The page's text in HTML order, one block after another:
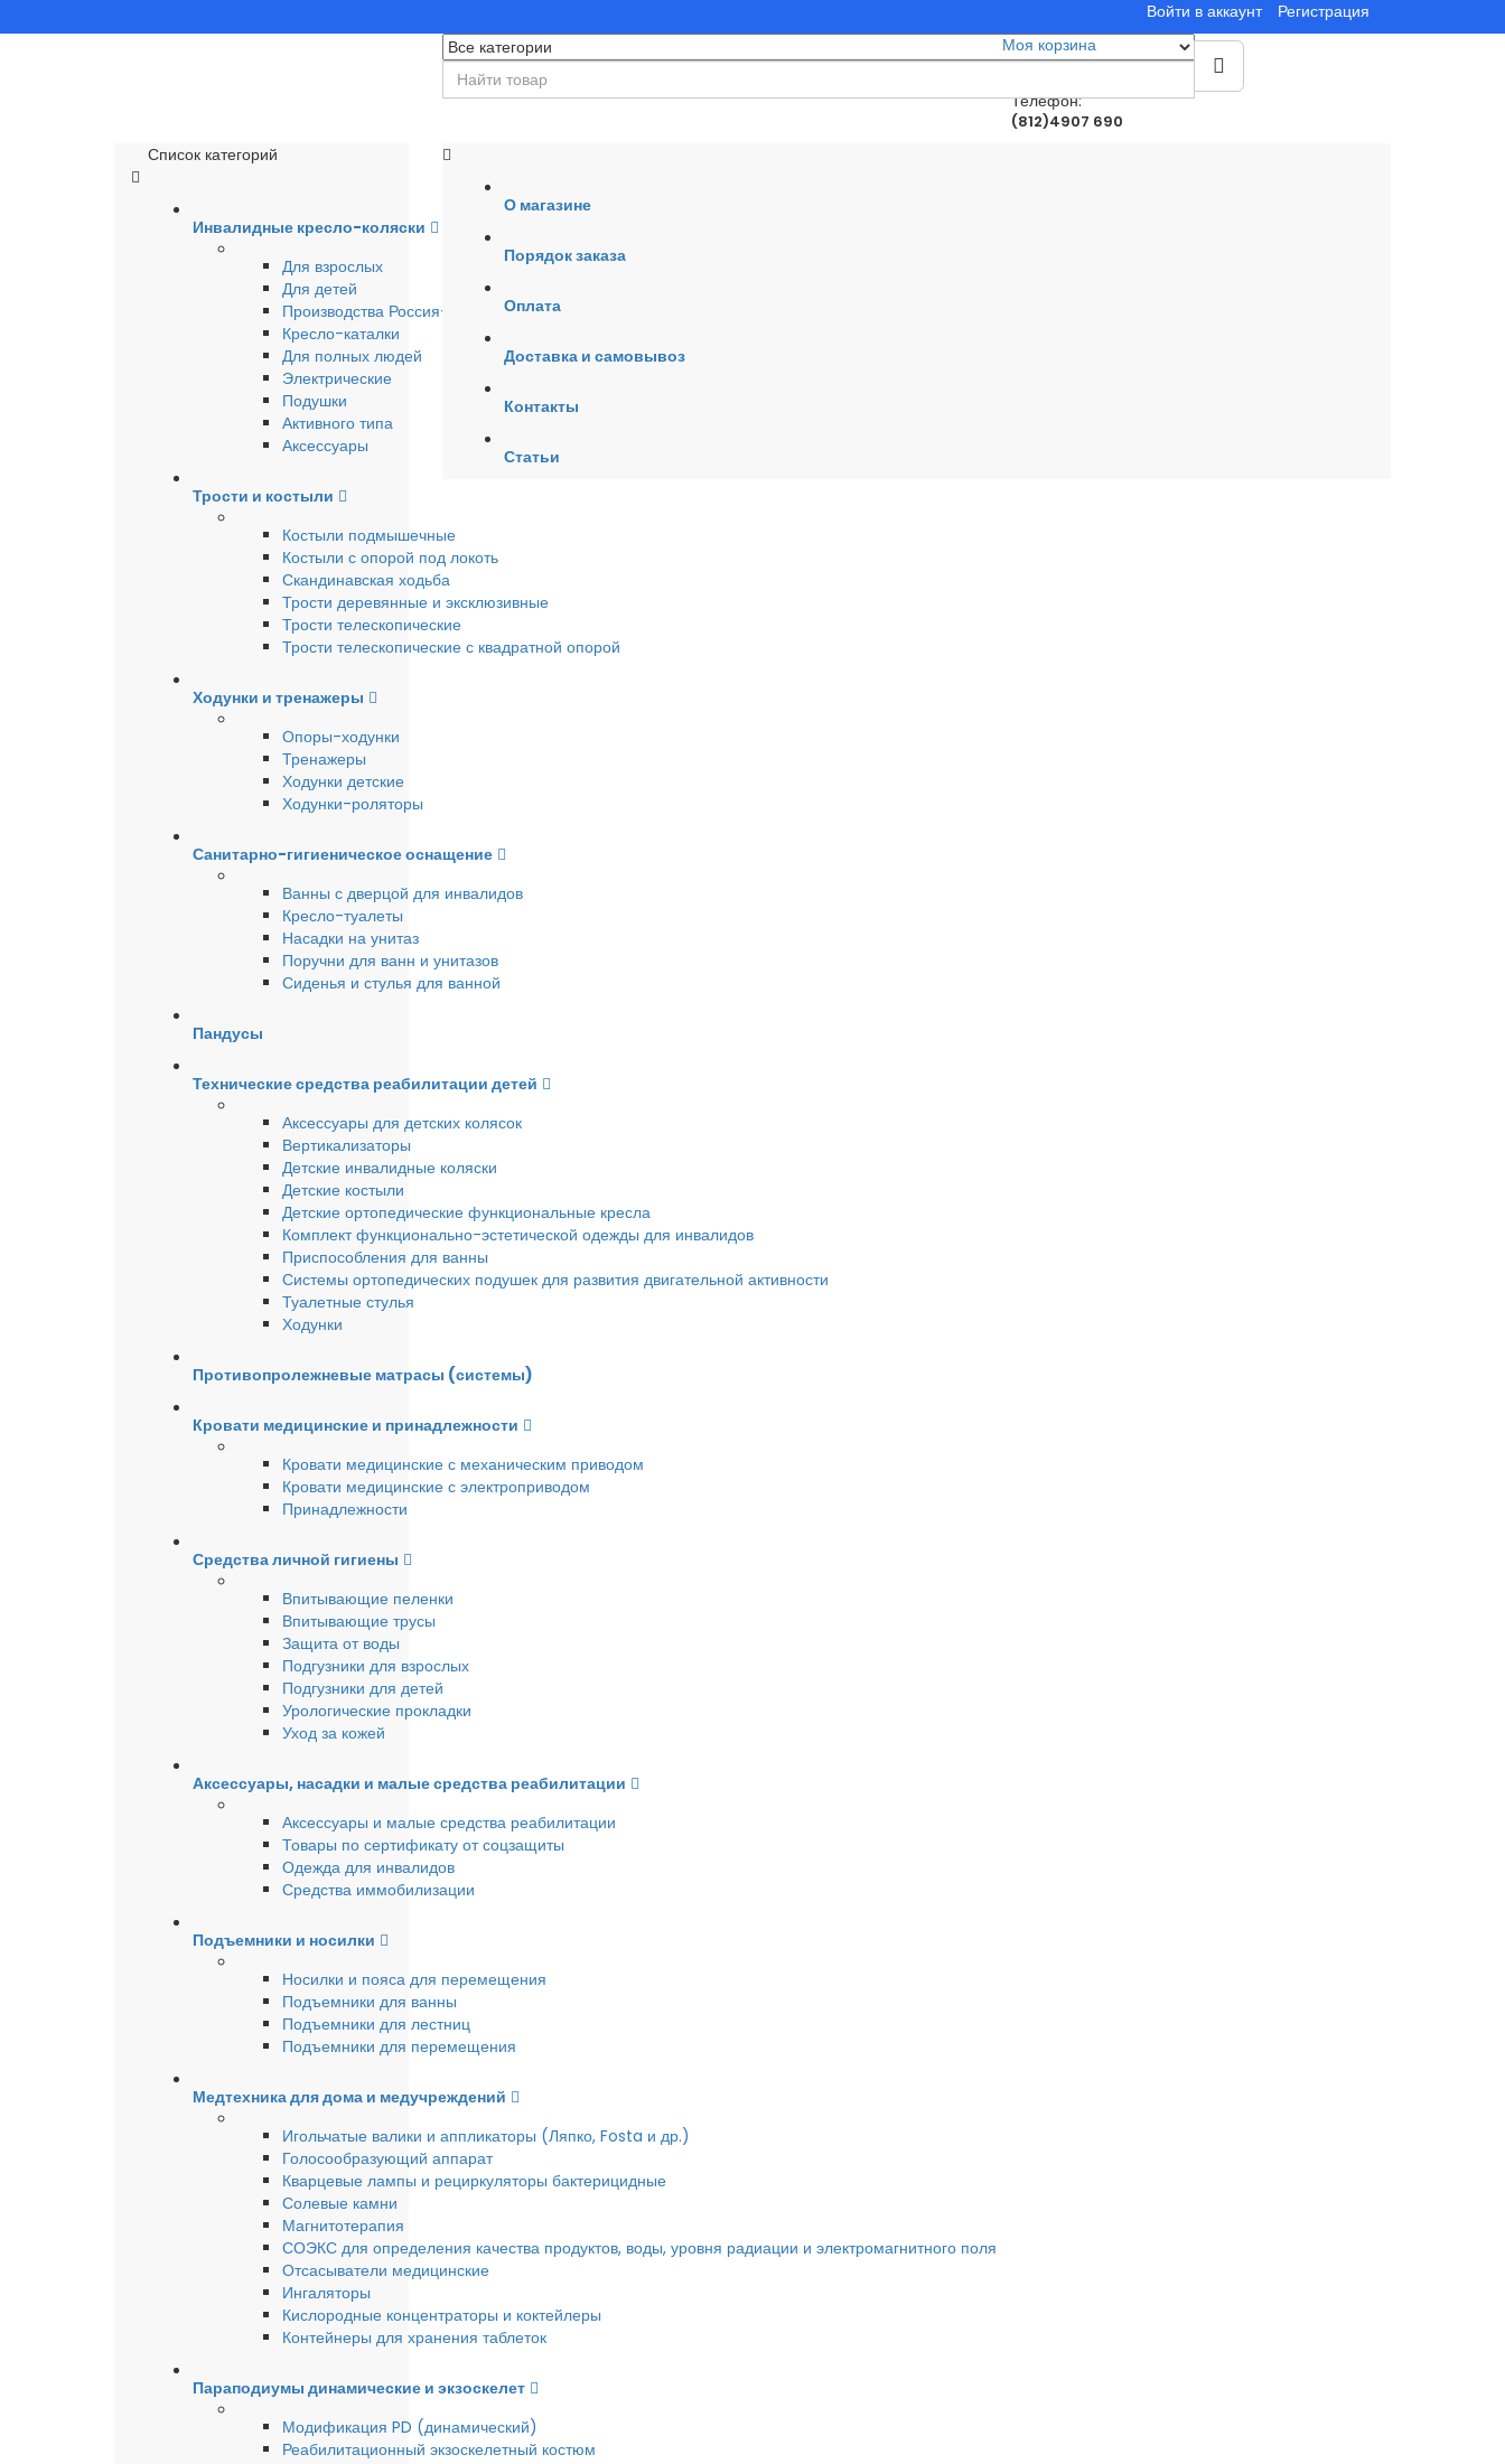
Войти в аккаунт
Регистрация
Моя корзина
Телефон:
(812)4907 690
Список категорий
Инвалидные кресло-коляски
Для взрослых
Для детей
Производства Россия-Германия
Кресло-каталки
Для полных людей
Электрические
Подушки
Активного типа
Аксессуары
Трости и костыли
Костыли подмышечные
Костыли с опорой под локоть
Скандинавская ходьба
Трости деревянные и эксклюзивные
Трости телескопические
Трости телескопические с квадратной опорой
Ходунки и тренажеры
Опоры-ходунки
Тренажеры
Ходунки детские
Ходунки-роляторы
Санитарно-гигиеническое оснащение
Ванны с дверцой для инвалидов
Кресло-туалеты
Насадки на унитаз
Поручни для ванн и унитазов
Сиденья и стулья для ванной
Пандусы
Технические средства реабилитации детей
Аксессуары для детских колясок
Вертикализаторы
Детские инвалидные коляски
Детские костыли
Детские ортопедические функциональные кресла
Комплект функционально-эстетической одежды для инвалидов
Приспособления для ванны
Системы ортопедических подушек для развития двигательной активности
Туалетные стулья
Ходунки
Противопролежневые матрасы (системы)
Кровати медицинские и принадлежности
Кровати медицинские с механическим приводом
Кровати медицинские с электроприводом
Принадлежности
Средства личной гигиены
Впитывающие пеленки
Впитывающие трусы
Защита от воды
Подгузники для взрослых
Подгузники для детей
Урологические прокладки
Уход за кожей
Аксессуары, насадки и малые средства реабилитации
Аксессуары и малые средства реабилитации
Товары по сертификату от соцзащиты
Одежда для инвалидов
Средства иммобилизации
Подъемники и носилки
Носилки и пояса для перемещения
Подъемники для ванны
Подъемники для лестниц
Подъемники для перемещения
Медтехника для дома и медучреждений
Игольчатые валики и аппликаторы (Ляпко, Fosta и др.)
Голосообразующий аппарат
Кварцевые лампы и рециркуляторы бактерицидные
Солевые камни
Магнитотерапия
СОЭКС для определения качества продуктов, воды, уровня радиации и электромагнитного поля
Отсасыватели медицинские
Ингаляторы
Кислородные концентраторы и коктейлеры
Контейнеры для хранения таблеток
Параподиумы динамические и экзоскелет
Модификация PD (динамический)
Реабилитационный экзоскелетный костюм
О магазине
Порядок заказа
Оплата
Доставка и самовывоз
Контакты
Статьи